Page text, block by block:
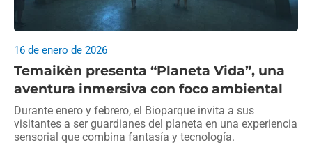
Temaikèn presenta “Planeta Vida”, una
aventura inmersiva con foco ambiental
16 de enero de 2026
Durante enero y febrero, el Bioparque invita a sus
visitantes a ser guardianes del planeta en una experiencia
sensorial que combina fantasía y tecnología.